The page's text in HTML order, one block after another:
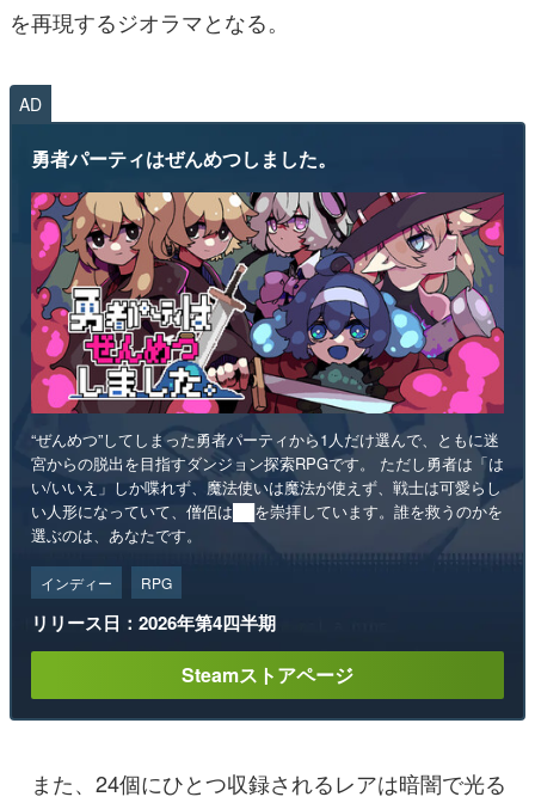
を再現するジオラマとなる。
AD
勇者パーティはぜんめつしました。
“ぜんめつ”してしまった勇者パーティから1人だけ選んで、ともに迷
宮からの脱出を目指すダンジョン探索RPGです。 ただし勇者は「は
い/いいえ」しか喋れず、魔法使いは魔法が使えず、戦士は可愛らし
い人形になっていて、僧侶は██を崇拝しています。誰を救うのかを
選ぶのは、あなたです。
インディー RPG
リリース日：2026年第4四半期
Steamストアページ
また、24個にひとつ収録されるレアは暗闇で光る